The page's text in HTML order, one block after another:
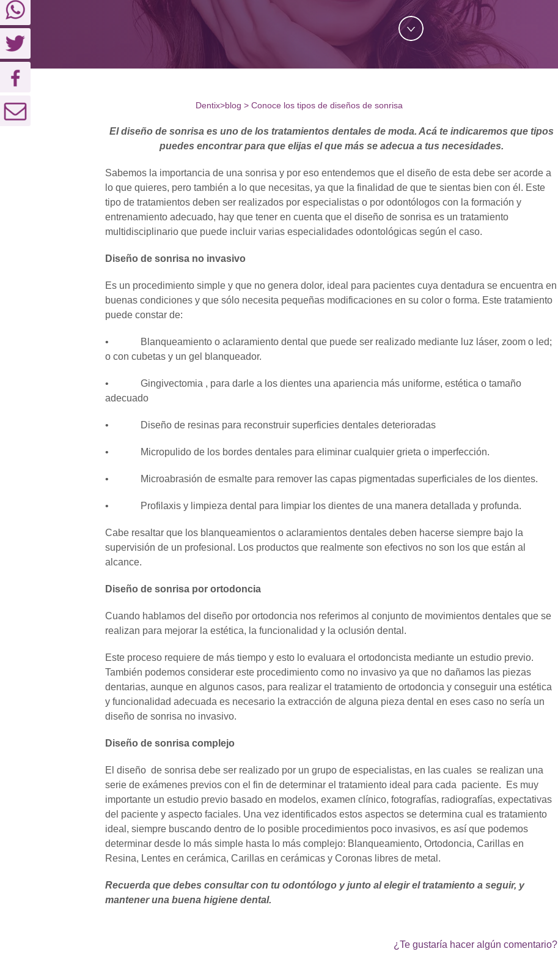
Dentix>blog > Conoce los tipos de diseños de sonrisa
El diseño de sonrisa es uno de los tratamientos dentales de moda. Acá te indicaremos que tipos
puedes encontrar para que elijas el que más se adecua a tus necesidades.
Sabemos la importancia de una sonrisa y por eso entendemos que el diseño de esta debe ser acorde a
lo que quieres, pero también a lo que necesitas, ya que la finalidad de que te sientas bien con él. Este
tipo de tratamientos deben ser realizados por especialistas o por odontólogos con la formación y
entrenamiento adecuado, hay que tener en cuenta que el diseño de sonrisa es un tratamiento
multidisciplinario que puede incluir varias especialidades odontológicas según el caso.
Diseño de sonrisa no invasivo
Es un procedimiento simple y que no genera dolor, ideal para pacientes cuya dentadura se encuentra en
buenas condiciones y que sólo necesita pequeñas modificaciones en su color o forma. Este tratamiento
puede constar de:
• Blanqueamiento o aclaramiento dental que puede ser realizado mediante luz láser, zoom o led;
o con cubetas y un gel blanqueador.
• Gingivectomia , para darle a los dientes una apariencia más uniforme, estética o tamaño
adecuado
• Diseño de resinas para reconstruir superficies dentales deterioradas
• Micropulido de los bordes dentales para eliminar cualquier grieta o imperfección.
• Microabrasión de esmalte para remover las capas pigmentadas superficiales de los dientes.
• Profilaxis y limpieza dental para limpiar los dientes de una manera detallada y profunda.
Cabe resaltar que los blanqueamientos o aclaramientos dentales deben hacerse siempre bajo la
supervisión de un profesional. Los productos que realmente son efectivos no son los que están al
alcance.
Diseño de sonrisa por ortodoncia
Cuando hablamos del diseño por ortodoncia nos referimos al conjunto de movimientos dentales que se
realizan para mejorar la estética, la funcionalidad y la oclusión dental.
Este proceso requiere de más tiempo y esto lo evaluara el ortodoncista mediante un estudio previo.
También podemos considerar este procedimiento como no invasivo ya que no dañamos las piezas
dentarias, aunque en algunos casos, para realizar el tratamiento de ortodoncia y conseguir una estética
y funcionalidad adecuada es necesario la extracción de alguna pieza dental en eses caso no sería un
diseño de sonrisa no invasivo.
Diseño de sonrisa complejo
El diseño de sonrisa debe ser realizado por un grupo de especialistas, en las cuales se realizan una
serie de exámenes previos con el fin de determinar el tratamiento ideal para cada paciente. Es muy
importante un estudio previo basado en modelos, examen clínico, fotografías, radiografías, expectativas
del paciente y aspecto faciales. Una vez identificados estos aspectos se determina cual es tratamiento
ideal, siempre buscando dentro de lo posible procedimientos poco invasivos, es así que podemos
determinar desde lo más simple hasta lo más complejo: Blanqueamiento, Ortodoncia, Carillas en
Resina, Lentes en cerámica, Carillas en cerámicas y Coronas libres de metal.
Recuerda que debes consultar con tu odontólogo y junto al elegir el tratamiento a seguir, y
mantener una buena higiene dental.
¿Te gustaría hacer algún comentario?